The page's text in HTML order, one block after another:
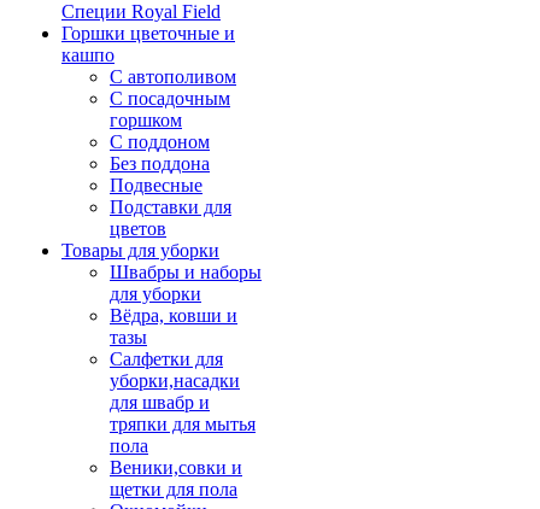
Специи Royal Field
Горшки цветочные и
кашпо
С автополивом
С посадочным
горшком
С поддоном
Без поддона
Подвесные
Подставки для
цветов
Товары для уборки
Швабры и наборы
для уборки
Вёдра, ковши и
тазы
Салфетки для
уборки,насадки
для швабр и
тряпки для мытья
пола
Веники,совки и
щетки для пола